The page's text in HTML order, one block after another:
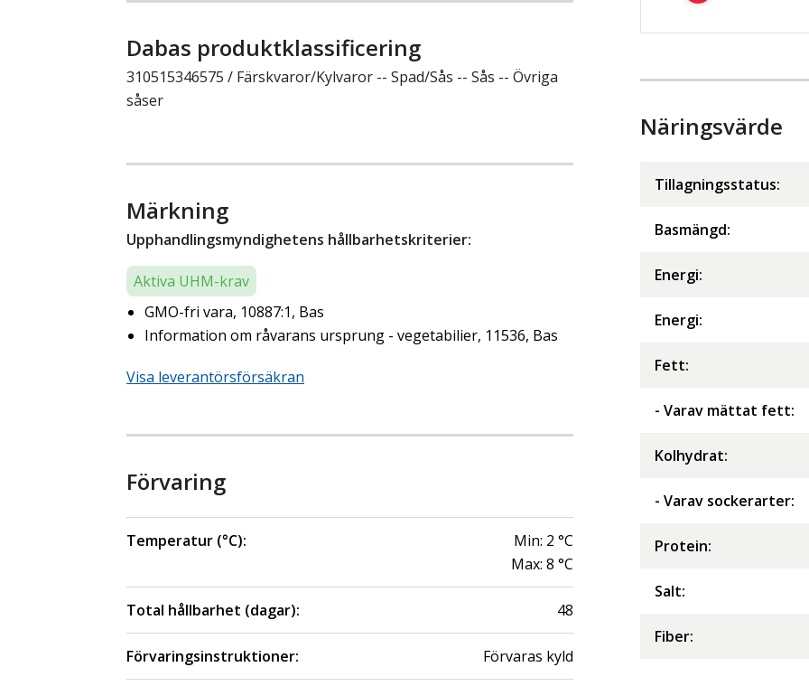
Dabas produktklassificering
310515346575 / Färskvaror/Kylvaror -- Spad/Sås -- Sås -- Övriga
såser
Märkning
Upphandlingsmyndighetens hållbarhetskriterier:
Aktiva UHM-krav
GMO-fri vara, 10887:1, Bas
Information om råvarans ursprung - vegetabilier, 11536, Bas
Visa leverantörsförsäkran
Förvaring
Temperatur (°C): Min: 2 °C
Max: 8 °C
Total hållbarhet (dagar): 48
Förvaringsinstruktioner: Förvaras kyld
Näringsvärde
Tillagningsstatus:
Basmängd:
Energi:
Energi:
Fett:
- Varav mättat fett:
Kolhydrat:
- Varav sockerarter:
Protein:
Salt:
Fiber: